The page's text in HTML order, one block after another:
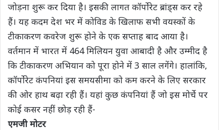
जोड़ना शुरू कर दिया है। इसकी लागत कॉर्पोरेट ब्रांड्स कर रहे
हैं। यह कदम देश भर में कोविड के खिलाफ सभी वयस्कों के
टीकाकरण कवरेज शुरू होने के एक सप्ताह बाद आया है।
वर्तमान में भारत में 464 मिलियन युवा आबादी है और उम्मीद है
कि टीकाकरण अभियान को पूरा होने में 3 साल लगेंगे। हालांकि,
कॉर्पोरेट कंपनियां इस समयसीमा को कम करने के लिए सरकार
की ओर हाथ बढ़ा रही हैं। यहां कुछ कंपनियां हैं जो इस मोर्चे पर
कोई कसर नहीं छोड़ रही हैं-
एमजी मोटर